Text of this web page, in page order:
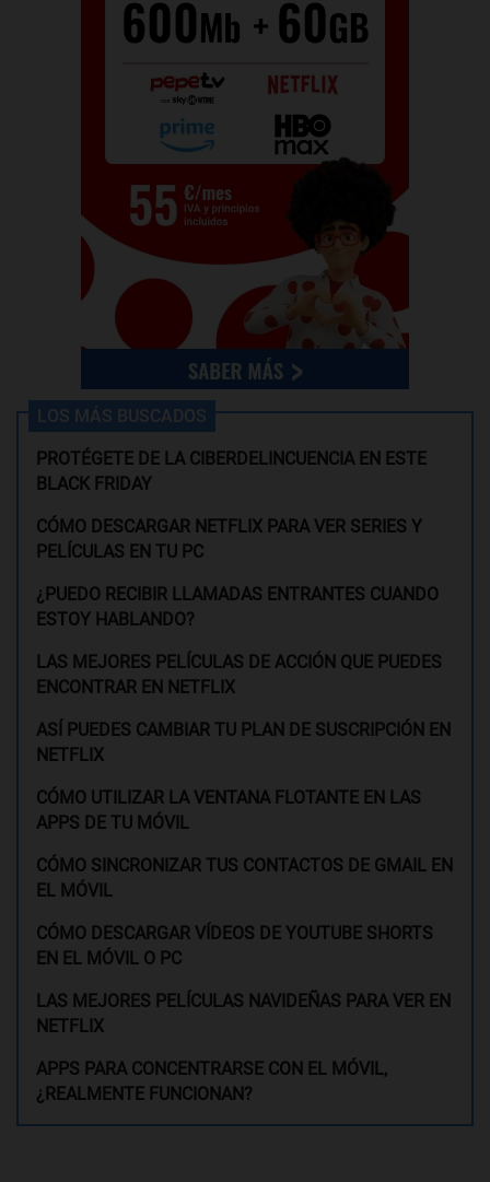
LOS MÁS BUSCADOS
PROTÉGETE DE LA CIBERDELINCUENCIA EN ESTE
BLACK FRIDAY
CÓMO DESCARGAR NETFLIX PARA VER SERIES Y
PELÍCULAS EN TU PC
¿PUEDO RECIBIR LLAMADAS ENTRANTES CUANDO
ESTOY HABLANDO?
LAS MEJORES PELÍCULAS DE ACCIÓN QUE PUEDES
ENCONTRAR EN NETFLIX
ASÍ PUEDES CAMBIAR TU PLAN DE SUSCRIPCIÓN EN
NETFLIX
CÓMO UTILIZAR LA VENTANA FLOTANTE EN LAS
APPS DE TU MÓVIL
CÓMO SINCRONIZAR TUS CONTACTOS DE GMAIL EN
EL MÓVIL
CÓMO DESCARGAR VÍDEOS DE YOUTUBE SHORTS
EN EL MÓVIL O PC
LAS MEJORES PELÍCULAS NAVIDEÑAS PARA VER EN
NETFLIX
APPS PARA CONCENTRARSE CON EL MÓVIL,
¿REALMENTE FUNCIONAN?